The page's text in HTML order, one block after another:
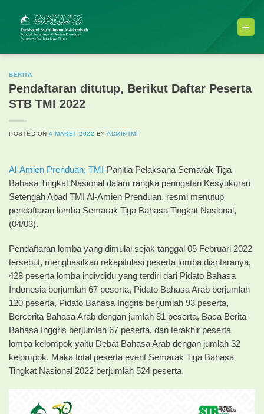
content
BERITA
Pendaftaran ditutup, Berikut Daftar Peserta
STB TMI 2022
POSTED ON4 MARET 2022 BYADMINTMI
Al-Amien Prenduan, TMI-Panitia Pelaksana Semarak Tiga
Bahasa Tingkat Nasional dalam rangka peringatan Kesyukuran
Setengah Abad TMI Al-Amien Prenduan, resmi menutup
pendaftaran lomba Semarak Tiga Bahasa Tingkat Nasional,
(04/03).
Pendaftaran lomba yang dimulai sejak tanggal 05 Februari 2022
tersebut, menghasilkan rekapitulasi peserta lomba diantaranya,
428 peserta lomba indivdidu yang terdiri dari Pidato Bahasa
Indonesia berjumlah 67 peserta, Pidato Bahasa Arab berjumlah
120 peserta, Pidato Bahasa Inggris berjumlah 93 peserta,
Bercerita Bahasa Arab dengan jumlah 81 peserta, Baca Berita
Bahasa Inggris berjumlah 67 peserta, dan terakhir peserta
lomba kelompok yaitu Debat Bahasa Arab dengan jumlah 32
kelompok. Maka total peserta event Semarak Tiga Bahasa
Tingkat Nasional 2022 berjumlah 524 peserta.